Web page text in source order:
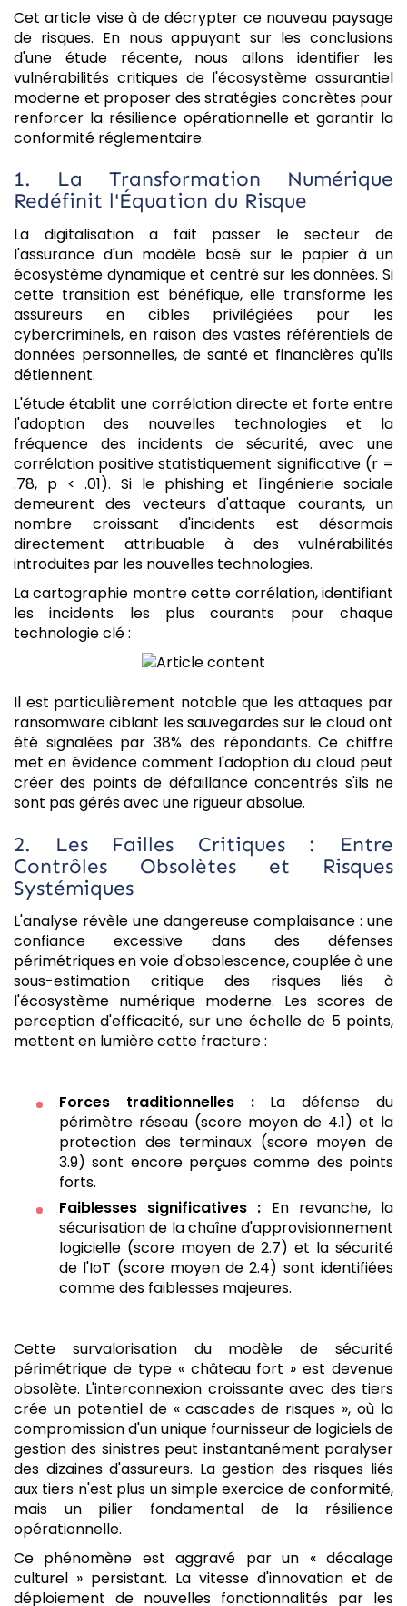
Cet article vise à de décrypter ce nouveau paysage
de risques. En nous appuyant sur les conclusions
d'une étude récente, nous allons identifier les
vulnérabilités critiques de l'écosystème assurantiel
moderne et proposer des stratégies concrètes pour
renforcer la résilience opérationnelle et garantir la
conformité réglementaire.
1. La Transformation Numérique
Redéfinit l'Équation du Risque
La digitalisation a fait passer le secteur de
l'assurance d'un modèle basé sur le papier à un
écosystème dynamique et centré sur les données. Si
cette transition est bénéfique, elle transforme les
assureurs en cibles privilégiées pour les
cybercriminels, en raison des vastes référentiels de
données personnelles, de santé et financières qu'ils
détiennent.
L'étude établit une corrélation directe et forte entre
l'adoption des nouvelles technologies et la
fréquence des incidents de sécurité, avec une
corrélation positive statistiquement significative (r =
.78, p < .01). Si le phishing et l'ingénierie sociale
demeurent des vecteurs d'attaque courants, un
nombre croissant d'incidents est désormais
directement attribuable à des vulnérabilités
introduites par les nouvelles technologies.
La cartographie montre cette corrélation, identifiant
les incidents les plus courants pour chaque
technologie clé :
Il est particulièrement notable que les attaques par
ransomware ciblant les sauvegardes sur le cloud ont
été signalées par 38% des répondants. Ce chiffre
met en évidence comment l'adoption du cloud peut
créer des points de défaillance concentrés s'ils ne
sont pas gérés avec une rigueur absolue.
2. Les Failles Critiques : Entre
Contrôles Obsolètes et Risques
Systémiques
L'analyse révèle une dangereuse complaisance : une
confiance excessive dans des défenses
périmétriques en voie d'obsolescence, couplée à une
sous-estimation critique des risques liés à
l'écosystème numérique moderne. Les scores de
perception d'efficacité, sur une échelle de 5 points,
mettent en lumière cette fracture :
Forces traditionnelles :La défense du
périmètre réseau (score moyen de 4.1) et la
protection des terminaux (score moyen de
3.9) sont encore perçues comme des points
forts.
Faiblesses significatives : En revanche, la
sécurisation de la chaîne d'approvisionnement
logicielle (score moyen de 2.7) et la sécurité
de l'IoT (score moyen de 2.4) sont identifiées
comme des faiblesses majeures.
Cette survalorisation du modèle de sécurité
périmétrique de type « château fort » est devenue
obsolète. L'interconnexion croissante avec des tiers
crée un potentiel de « cascades de risques », où la
compromission d'un unique fournisseur de logiciels de
gestion des sinistres peut instantanément paralyser
des dizaines d'assureurs. La gestion des risques liés
aux tiers n'est plus un simple exercice de conformité,
mais un pilier fondamental de la résilience
opérationnelle.
Ce phénomène est aggravé par un « décalage
culturel » persistant. La vitesse d'innovation et de
déploiement de nouvelles fonctionnalités par les